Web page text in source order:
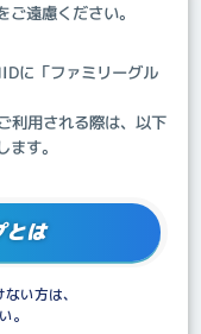
遠慮ください。
に「ファミリーグル
利用される際は、以下
す。
とは
い方は、
。